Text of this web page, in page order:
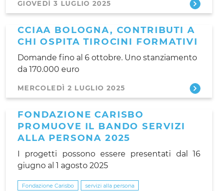
GIOVEDÌ 3 LUGLIO 2025
CCIAA BOLOGNA, CONTRIBUTI A
CHI OSPITA TIROCINI FORMATIVI
Domande fino al 6 ottobre. Uno stanziamento
da 170.000 euro
MERCOLEDÌ 2 LUGLIO 2025
FONDAZIONE CARISBO
PROMUOVE IL BANDO SERVIZI
ALLA PERSONA 2025
I progetti possono essere presentati dal 16
giugno al 1 agosto 2025
Fondazione Carisbo servizi alla persona